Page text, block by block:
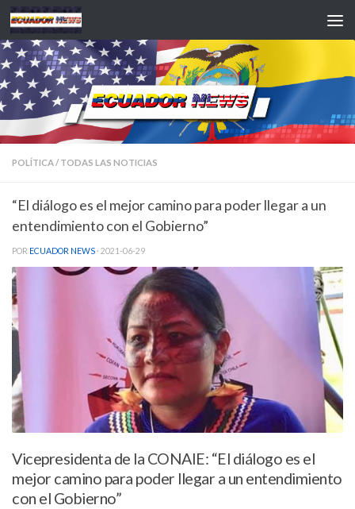
Saltar al contenido
POLÍTICA/ TODAS LAS NOTICIAS
“El diálogo es el mejor camino para poder llegar a un
entendimiento con el Gobierno”
POR ECUADOR NEWS · 2021-06-29
Vicepresidenta de la CONAIE: “El diálogo es el
mejor camino para poder llegar a un entendimiento
con el Gobierno”